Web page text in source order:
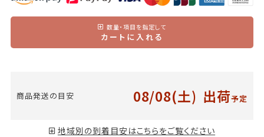
数量・項目を指定して
カートに入れる
商品発送の目安 08/08(土) 出荷予定
地域別の到着目安はこちらをご覧ください